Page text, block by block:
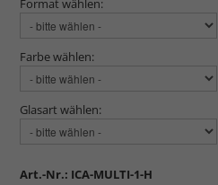
Format wählen:
Farbe wählen:
Glasart wählen:
Art.-Nr.: ICA-MULTI-1-H